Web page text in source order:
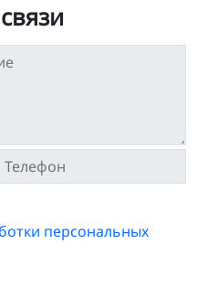
персональных